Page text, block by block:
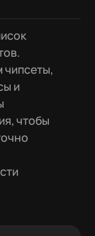
чипсеты,
и
чтобы